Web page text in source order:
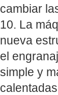
cambiar
10. La
nueva
el
simple y